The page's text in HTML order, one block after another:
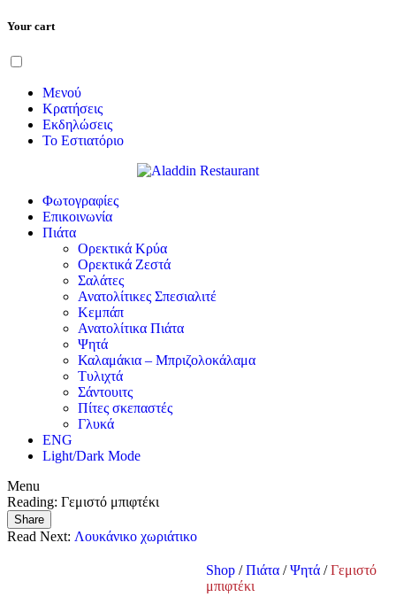
Your cart
Μετάβαση
περιεχόμενο
Μενού
Κρατήσεις
Εκδηλώσεις
Το Εστιατόριο
Φωτογραφίες
Επικοινωνία
Πιάτα
Ορεκτικά Κρύα
Ορεκτικά Ζεστά
Σαλάτες
Ανατολίτικες Σπεσιαλιτέ
Κεμπάπ
Ανατολίτικα Πιάτα
Ψητά
Καλαμάκια – Μπριζολοκάλαμα
Τυλιχτά
Σάντουιτς
Πίτες σκεπαστές
Γλυκά
ENG
Light/Dark Mode
Menu
Reading: Γεμιστό μπιφτέκι
Share
Read Next: Λουκάνικο χωριάτικο
Shop/Πιάτα/Ψητά/Γεμιστό
μπιφτέκι